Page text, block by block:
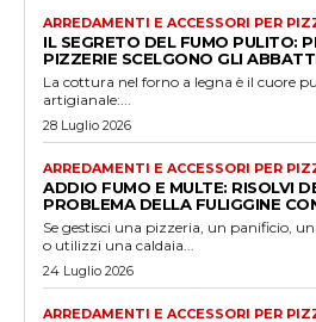
ARREDAMENTI E ACCESSORI PER
IL SEGRETO DEL FUMO PULITO:
PIZZERIE SCELGONO GLI
La cottura nel forno a legna è il cuore
artigianale:...
28 Luglio 2026
ARREDAMENTI E ACCESSORI PER
ADDIO FUMO E MULTE: RISOLVI
PROBLEMA DELLA FULIGGINE
Se gestisci una pizzeria, un panificio,
o utilizzi una caldaia...
24 Luglio 2026
ARREDAMENTI E ACCESSORI PER